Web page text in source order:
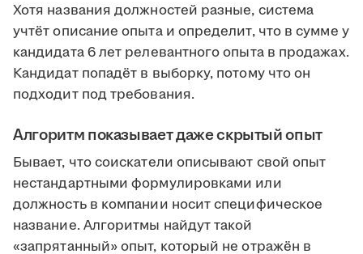
Хотя названия должностей разные, система
учтёт описание опыта и определит, что в сумме у
кандидата 6 лет релевантного опыта в продажах.
Кандидат попадёт в выборку, потому что он
подходит под требования.
Алгоритм показывает даже скрытый опыт
Бывает, что соискатели описывают свой опыт
нестандартными формулировками или
должность в компании носит специфическое
название. Алгоритмы найдут такой
«запрятанный» опыт, который не отражён в